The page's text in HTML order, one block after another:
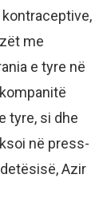
me
e tyre në
tyre, si dhe
në press-
Azir